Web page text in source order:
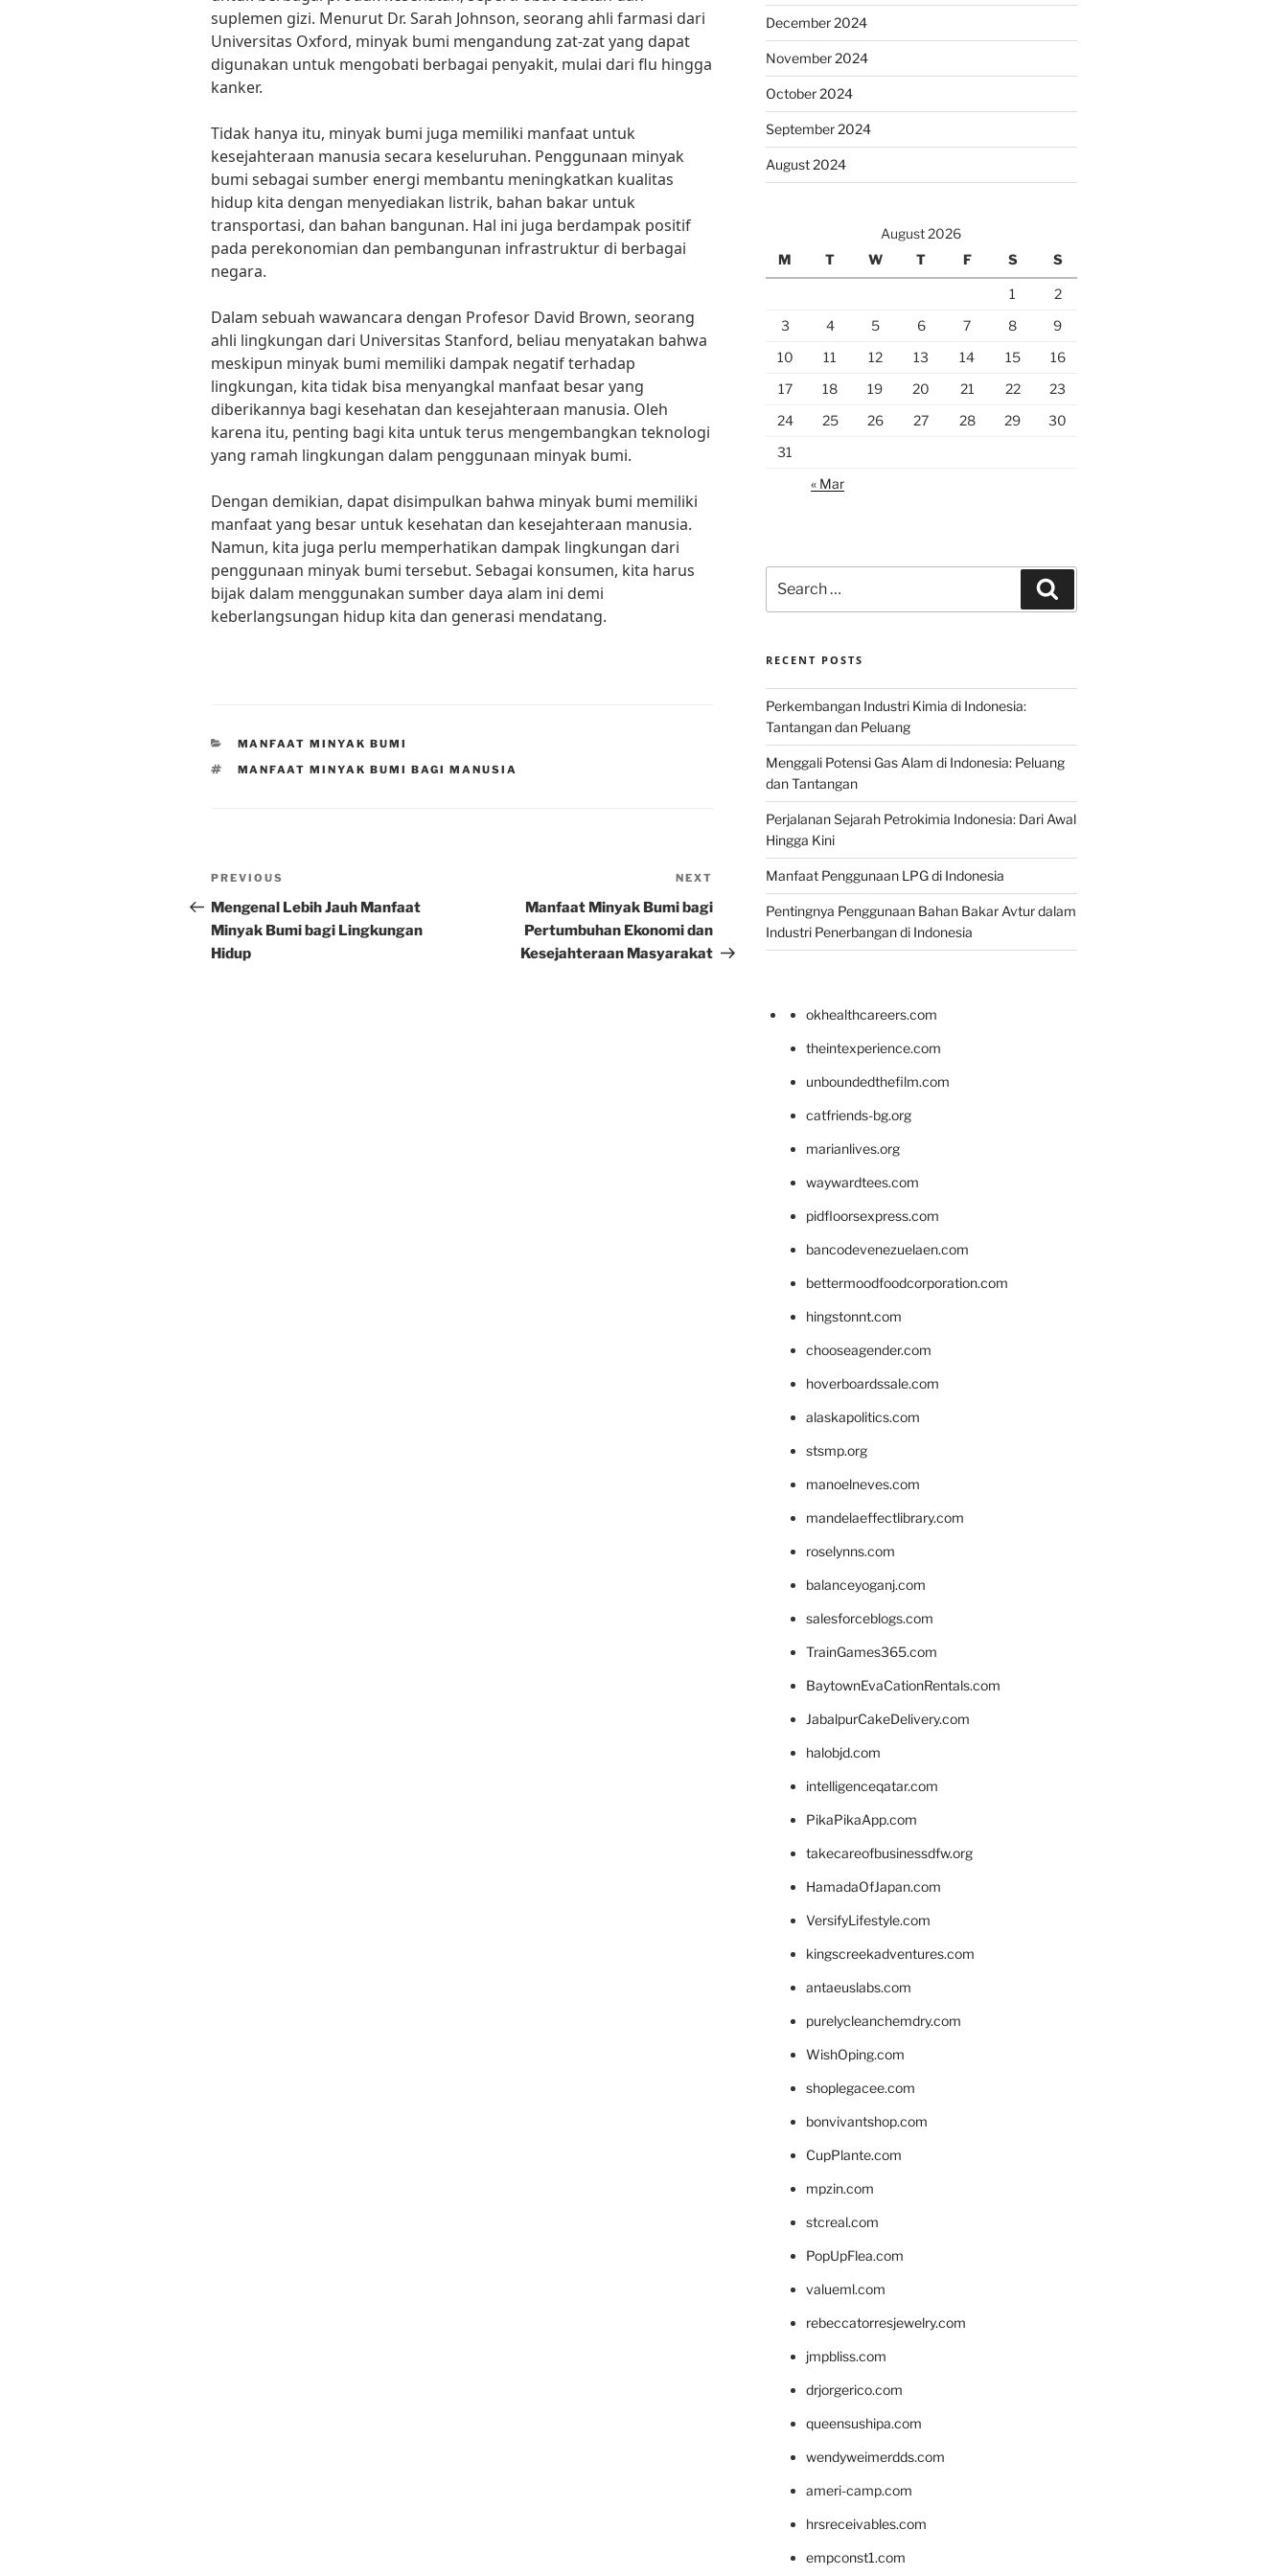
suplemen gizi. Menurut Dr. Sarah Johnson, seorang ahli farmasi dari
Universitas Oxford, minyak bumi mengandung zat-zat yang dapat
digunakan untuk mengobati berbagai penyakit, mulai dari flu hingga
kanker.
Tidak hanya itu, minyak bumi juga memiliki manfaat untuk
kesejahteraan manusia secara keseluruhan. Penggunaan minyak
bumi sebagai sumber energi membantu meningkatkan kualitas
hidup kita dengan menyediakan listrik, bahan bakar untuk
transportasi, dan bahan bangunan. Hal ini juga berdampak positif
pada perekonomian dan pembangunan infrastruktur di berbagai
negara.
Dalam sebuah wawancara dengan Profesor David Brown, seorang
ahli lingkungan dari Universitas Stanford, beliau menyatakan bahwa
meskipun minyak bumi memiliki dampak negatif terhadap
lingkungan, kita tidak bisa menyangkal manfaat besar yang
diberikannya bagi kesehatan dan kesejahteraan manusia. Oleh
karena itu, penting bagi kita untuk terus mengembangkan teknologi
yang ramah lingkungan dalam penggunaan minyak bumi.
Dengan demikian, dapat disimpulkan bahwa minyak bumi memiliki
manfaat yang besar untuk kesehatan dan kesejahteraan manusia.
Namun, kita juga perlu memperhatikan dampak lingkungan dari
penggunaan minyak bumi tersebut. Sebagai konsumen, kita harus
bijak dalam menggunakan sumber daya alam ini demi
keberlangsungan hidup kita dan generasi mendatang.
CATEGORIES
MANFAAT MINYAK BUMI
TAGS
MANFAAT MINYAK BUMI BAGI MANUSIA
Post
navigation
Previous
Post
PREVIOUS
Mengenal Lebih Jauh Manfaat
Minyak Bumi bagi Lingkungan
Hidup
Post
NEXT
Manfaat Minyak Bumi bagi
Pertumbuhan Ekonomi dan
Kesejahteraan Masyarakat
December 2024
November 2024
October 2024
September 2024
August 2024
August 2026
M
T W T F S S
1
2
3
4 5 6 7 8
9
10
11 12 13 14 15
16
17
18 19 20 21 22
23
24
25 26 27 28 29
30
31
« Mar
for:
RECENT POSTS
Perkembangan Industri Kimia di Indonesia:
Tantangan dan Peluang
Menggali Potensi Gas Alam di Indonesia: Peluang
dan Tantangan
Perjalanan Sejarah Petrokimia Indonesia: Dari Awal
Hingga Kini
Manfaat Penggunaan LPG di Indonesia
Pentingnya Penggunaan Bahan Bakar Avtur dalam
Industri Penerbangan di Indonesia
okhealthcareers.com
theintexperience.com
unboundedthefilm.com
catfriends-bg.org
marianlives.org
waywardtees.com
pidfloorsexpress.com
bancodevenezuelaen.com
bettermoodfoodcorporation.com
hingstonnt.com
chooseagender.com
hoverboardssale.com
alaskapolitics.com
stsmp.org
manoelneves.com
mandelaeffectlibrary.com
roselynns.com
balanceyoganj.com
salesforceblogs.com
TrainGames365.com
BaytownEvaCationRentals.com
JabalpurCakeDelivery.com
halobjd.com
intelligenceqatar.com
PikaPikaApp.com
takecareofbusinessdfw.org
HamadaOfJapan.com
VersifyLifestyle.com
kingscreekadventures.com
antaeuslabs.com
purelycleanchemdry.com
WishOping.com
shoplegacee.com
bonvivantshop.com
CupPlante.com
mpzin.com
stcreal.com
PopUpFlea.com
valueml.com
rebeccatorresjewelry.com
jmpbliss.com
drjorgerico.com
queensushipa.com
wendyweimerdds.com
ameri-camp.com
hrsreceivables.com
empconst1.com